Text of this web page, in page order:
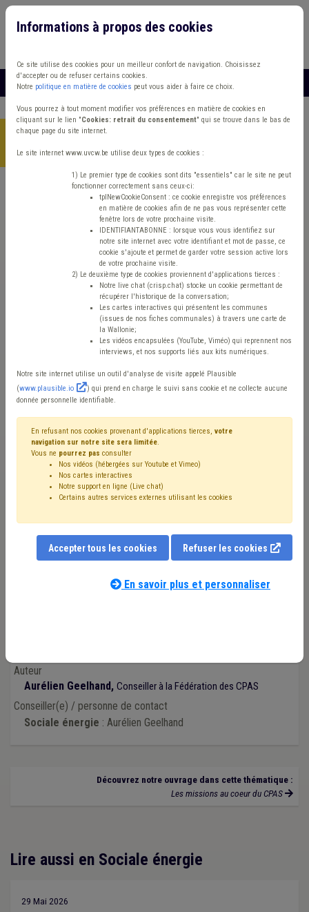
Accueil >Sociale énergie
Montants 2026
Sociale énergie
Fonds Gaz et
Électricité - Montants
Mis en ligne le 6 Juillet 2026 - Aurélien GEELHAND
Les montants du subside du Fonds gaz électricité 2026
sont désormais disponibles sur
Intégration Sociale
(répartition art. 4 et art.6, par
CPAS).
Les montants communiqués ne tiennent pas compte
des mesures annoncées en avril par le Gouvernement
prix de l’énergie. Pour rappel, 15 millions d'euros sont
prévus par le Gouvernement fédéral pour renforcer le
dans le cadre de ces mesures. La Fdération des CPAS
Auteur
Aurélien Geelhand, Conseiller à la Fédération des CPAS
Conseiller(e) / personne de contact
Sociale énergie : Aurélien Geelhand
Découvrez notre ouvrage dans cette thématique :
Les missions au coeur du CPAS
Lire aussi en Sociale énergie
29 Mai 2026
Informations à propos des cookies
Ce site utilise des cookies pour un meilleur confort de navigation. Choisissez
d'accepter ou de refuser certains cookies.
Notre politique en matière de cookies peut vous aider à faire ce choix.
Vous pourrez à tout moment modifier vos préférences en matière de cookies en
cliquant sur le lien "Cookies: retrait du consentement" qui se trouve dans le bas de
chaque page du site internet.
Le site internet www.uvcw.be utilise deux types de cookies :
1) Le premier type de cookies sont dits "essentiels" car le site ne peut
fonctionner correctement sans ceux-ci:
tplNewCookieConsent : ce cookie enregistre vos préférences
en matière de cookies afin de ne pas vous représenter cette
fenêtre lors de votre prochaine visite.
IDENTIFIANTABONNE : lorsque vous vous identifiez sur
notre site internet avec votre identifiant et mot de passe, ce
cookie s'ajoute et permet de garder votre session active lors
de votre prochaine visite.
2) Le deuxième type de cookies proviennent d'applications tierces :
Notre live chat (crisp.chat) stocke un cookie permettant de
récupérer l'historique de la conversation;
Les cartes interactives qui présentent les communes
(issues de nos fiches communales) à travers une carte de
la Wallonie;
Les vidéos encapsulées (YouTube, Viméo) qui reprennent nos
interviews, et nos supports liés aux kits numériques.
Notre site internet utilise un outil d'analyse de visite appelé Plausible
(www.plausible.io
) qui prend en charge le suivi sans cookie et ne collecte aucune
donnée personnelle identifiable.
En refusant nos cookies provenant d'applications tierces, votre
navigation sur notre site sera limitée.
Vous ne pourrez pas consulter
Nos vidéos (hébergées sur Youtube et Vimeo)
Nos cartes interactives
Notre support en ligne (Live chat)
Certains autres services externes utilisant les cookies
Accepter tous les cookies Refuser les cookies
En savoir plus et personnaliser